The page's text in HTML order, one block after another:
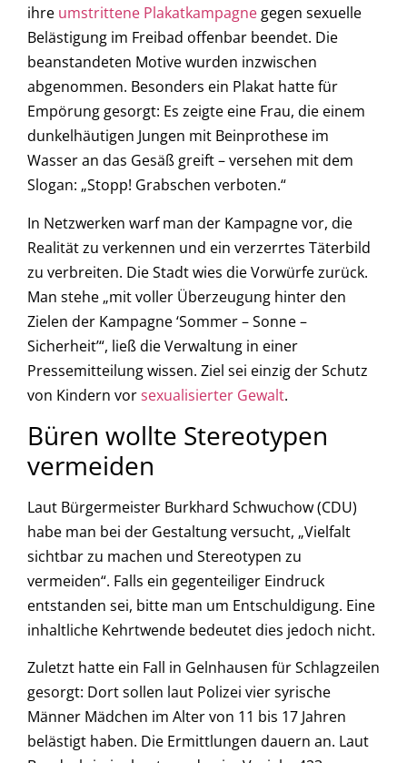
ihre umstrittene Plakatkampagne gegen sexuelle
Belästigung im Freibad offenbar beendet. Die
beanstandeten Motive wurden inzwischen
abgenommen. Besonders ein Plakat hatte für
Empörung gesorgt: Es zeigte eine Frau, die einem
dunkelhäutigen Jungen mit Beinprothese im
Wasser an das Gesäß greift – versehen mit dem
Slogan: „Stopp! Grabschen verboten.“
In Netzwerken warf man der Kampagne vor, die
Realität zu verkennen und ein verzerrtes Täterbild
zu verbreiten. Die Stadt wies die Vorwürfe zurück.
Man stehe „mit voller Überzeugung hinter den
Zielen der Kampagne ‘Sommer – Sonne –
Sicherheit’“, ließ die Verwaltung in einer
Pressemitteilung wissen. Ziel sei einzig der Schutz
von Kindern vorsexualisierter Gewalt.
Büren wollte Stereotypen
vermeiden
Laut Bürgermeister Burkhard Schwuchow (CDU)
habe man bei der Gestaltung versucht, „Vielfalt
sichtbar zu machen und Stereotypen zu
vermeiden“. Falls ein gegenteiliger Eindruck
entstanden sei, bitte man um Entschuldigung. Eine
inhaltliche Kehrtwende bedeutet dies jedoch nicht.
Zuletzt hatte ein Fall in Gelnhausen für Schlagzeilen
gesorgt: Dort sollen laut Polizei vier syrische
Männer Mädchen im Alter von 11 bis 17 Jahren
belästigt haben. Die Ermittlungen dauern an. Laut